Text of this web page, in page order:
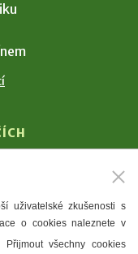
uživatelské zkušenosti s
o cookies naleznete v
všechny cookies